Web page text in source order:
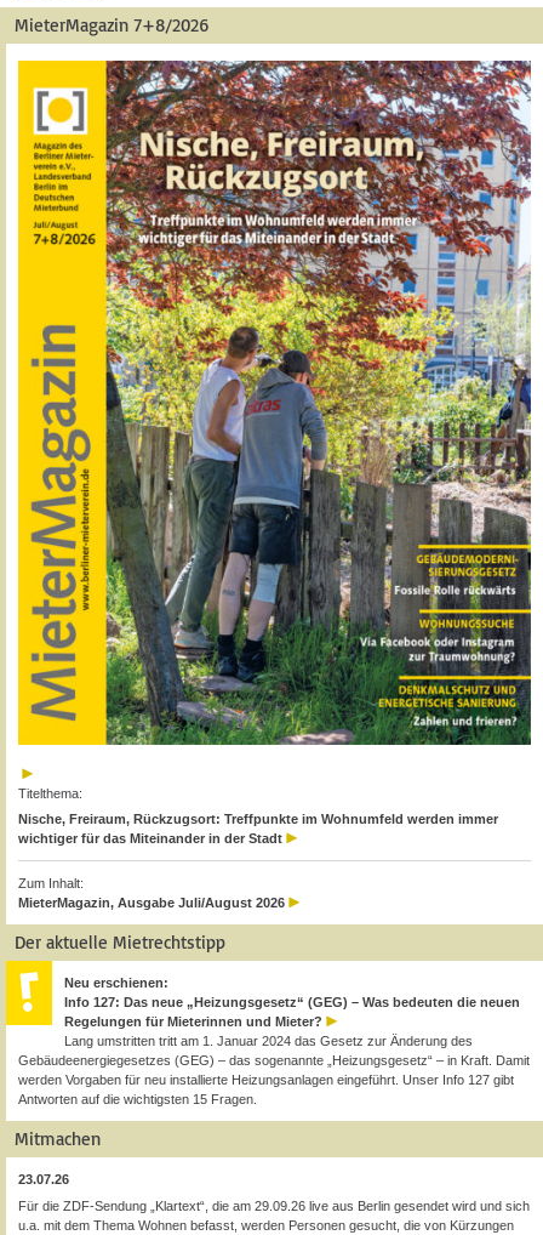
MieterMagazin 7+8/2026
Titelthema:
Nische, Freiraum, Rückzugsort: Treffpunkte im Wohnumfeld werden immer
wichtiger für das Miteinander in der Stadt
Zum Inhalt:
MieterMagazin, Ausgabe Juli/August 2026
Der aktuelle Mietrechtstipp
Neu erschienen:
Info 127: Das neue „Heizungsgesetz“ (GEG) – Was bedeuten die neuen
Regelungen für Mieterinnen und Mieter?
Lang umstritten tritt am 1. Januar 2024 das Gesetz zur Änderung des
Gebäudeenergiegesetzes (GEG) – das sogenannte „Heizungsgesetz“ – in Kraft. Damit
werden Vorgaben für neu installierte Heizungsanlagen eingeführt. Unser Info 127 gibt
Antworten auf die wichtigsten 15 Fragen.
Mitmachen
23.07.26
Für die ZDF-Sendung „Klartext“, die am 29.09.26 live aus Berlin gesendet wird und sich
u.a. mit dem Thema Wohnen befasst, werden Personen gesucht, die von Kürzungen